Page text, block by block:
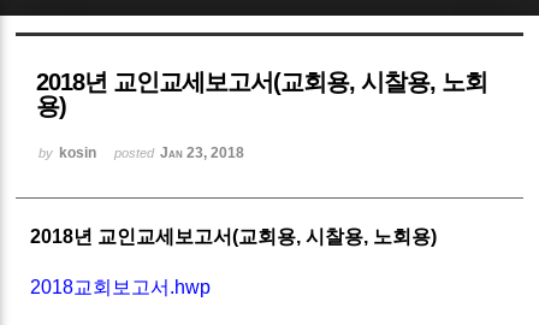
2018년 교인교세보고서(교회용, 시찰용, 노회
용)
by kosin posted Jan 23, 2018
2018년 교인교세보고서(교회용, 시찰용, 노회용)
2018교회보고서.hwp
Sketchbook5, 스케치북5
Sketchbook5, 스케치북5